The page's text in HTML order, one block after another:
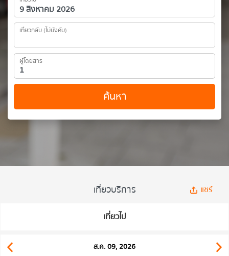
เที่ยวกลับ (ไม่บังคับ)
ผู้โดยสาร
ค้นหา
เที่ยวบริการ แชร์
เที่ยวไป
ส.ค. 09, 2026